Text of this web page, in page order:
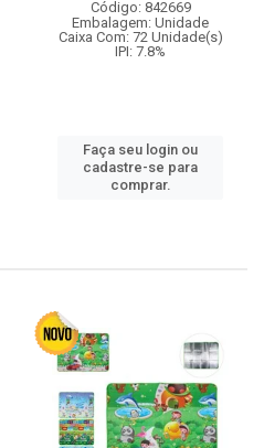
Código: 842669
Embalagem: Unidade
Caixa Com: 72 Unidade(s)
IPI: 7.8%
Faça seu login ou
cadastre-se para
comprar.